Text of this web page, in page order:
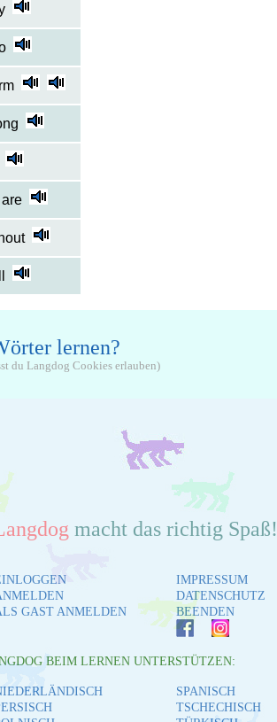
lernen?
du Langdog Cookies erlauben)
macht das richtig Spaß!
GAST ANMELDEN
IMPRESSUM
DATENSCHUTZ
BEENDEN
BEIM LERNEN UNTERSTÜTZEN:
SPANISCH
TSCHECHISCH